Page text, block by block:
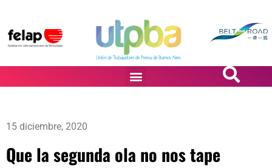
15 diciembre, 2020
Que la segunda ola no nos tape